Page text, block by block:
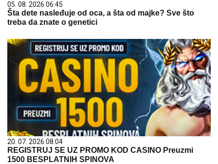
05. 08. 2026 06:45
Šta dete nasleđuje od oca, a šta od majke? Sve što
treba da znate o genetici
20. 07. 2026 08:04
REGISTRUJ SE UZ PROMO KOD CASINO Preuzmi
1500 BESPLATNIH SPINOVA